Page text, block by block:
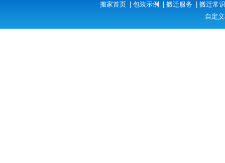
搬家首页 包装示例 搬迁服务
搬迁常识
自定